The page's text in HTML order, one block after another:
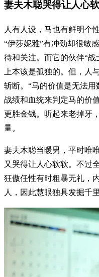
妻夫木聪哭得让人心软
人有人设，马也有鲜明个
“伊莎妮雅”有冲劲却很敏
待和关注。而它的伙伴“
上本该是孤独的。但，人
斩断。“马的价值是无法
战绩和血统来判定马的价
更胜金钱。听起来老掉牙
量。
妻夫木聪当暖男，平时唯
又哭得让人心软软。不过
狂傲任性有时粗暴无礼，
人，因此慧眼独具发掘千